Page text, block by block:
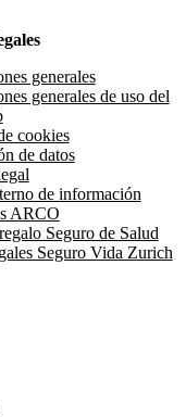
generales
generales de uso del
cookies
de datos
de información
ARCO
Seguro de Salud
Seguro Vida Zurich